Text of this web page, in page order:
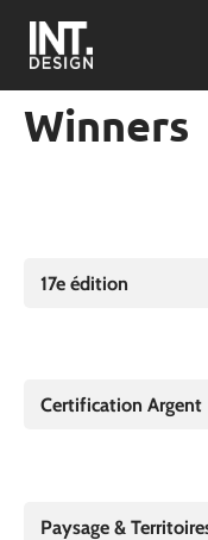
Winners
17e édition
Certification Argent
Paysage &